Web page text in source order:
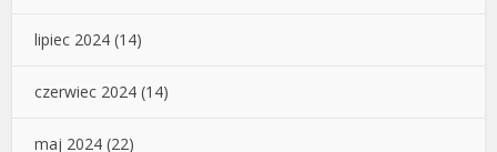
lipiec 2024 (14)
czerwiec 2024 (14)
maj 2024 (22)